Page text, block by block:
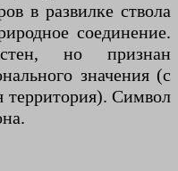
в развилке ствола
соединение.
но признан
значения (с
территория). Символ